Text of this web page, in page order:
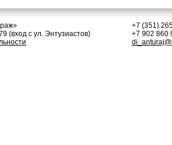
(вход с ул. Энтузиастов)
+7 (351)
+7 902 860